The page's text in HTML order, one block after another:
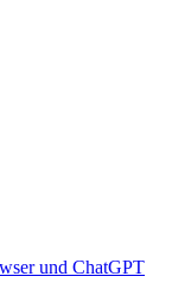
und ChatGPT